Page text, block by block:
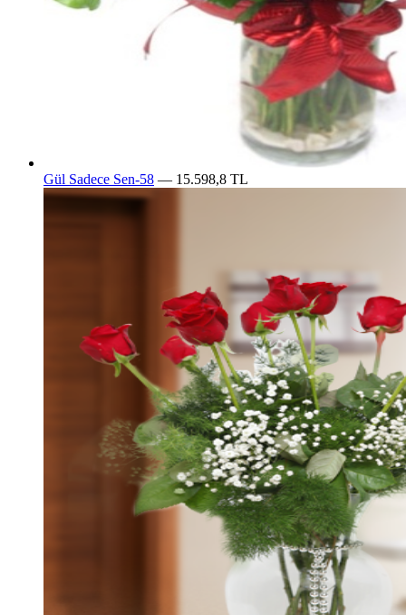
Gül Sadece Sen-58 — 15.598,8 TL